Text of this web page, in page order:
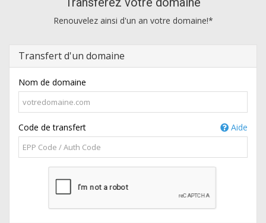
Renouvelez ainsi d'un an votre domaine!*
Transfert d'un domaine
Nom de domaine
Code de transfert Aide